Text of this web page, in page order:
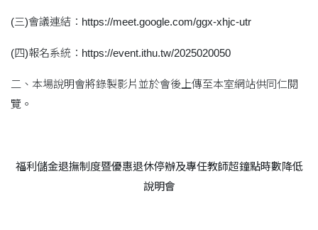
(三)會議連結：https://meet.google.com/ggx-xhjc-utr
(四)報名系統：https://event.ithu.tw/2025020050
二、本場說明會將錄製影片並於會後上傳至本室網站供同仁閱
覽。
福利儲金退撫制度暨優惠退休停辦及專任教師超鐘點時數降低
說明會